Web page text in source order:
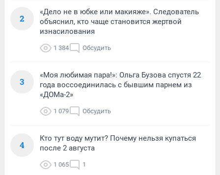
2
«Дело не в юбке или макияже». Следователь
объяснил, кто чаще становится жертвой
изнасилования
1 384 Обсудить
3
«Моя любимая пара!»: Ольга Бузова спустя 22
года воссоединилась с бывшим парнем из
«ДОМа-2»
1 079 Обсудить
4
Кто тут воду мутит? Почему нельзя купаться
после 2 августа
1 065 1